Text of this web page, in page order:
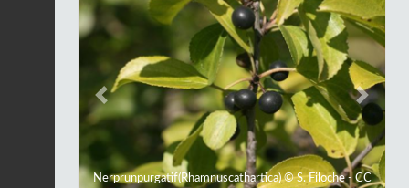
Nerprunpurgatif(Rhamnuscathartica) © S. Filoche - CC
Previous Next